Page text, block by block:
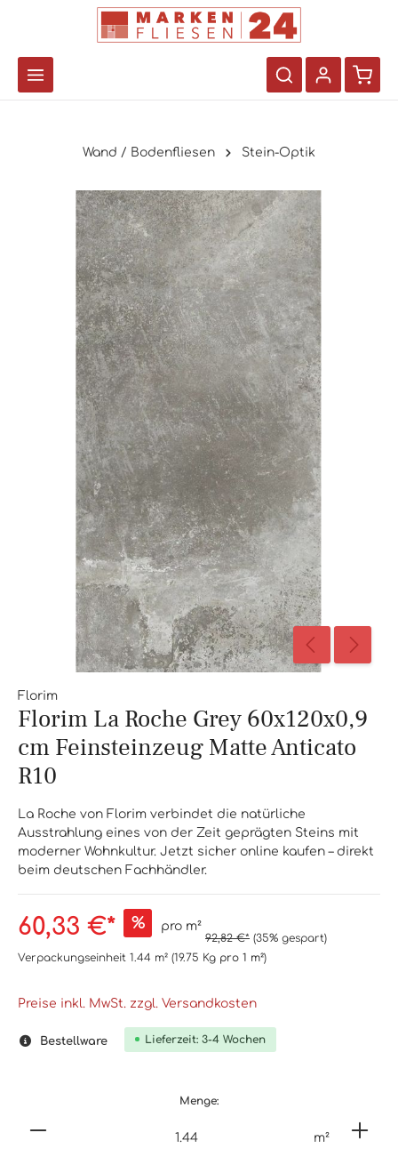
Wand / Bodenfliesen Stein-Optik
Florim
Florim La Roche Grey 60x120x0,9
cm Feinsteinzeug Matte Anticato
R10
La Roche von Florim verbindet die natürliche
Ausstrahlung eines von der Zeit geprägten Steins mit
moderner Wohnkultur. Jetzt sicher online kaufen – direkt
beim deutschen Fachhändler.
60,33 €* % pro m²
92,82 €* (35% gespart)
Verpackungseinheit 1.44 m² (19.75 Kg pro 1 m²)
Preise inkl. MwSt. zzgl. Versandkosten
Bestellware Lieferzeit: 3-4 Wochen
Menge:
m²